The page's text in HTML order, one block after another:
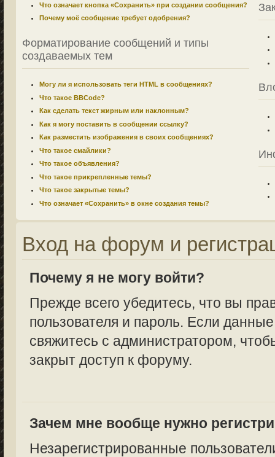
Что означает кнопка «Сохранить» при создании сообщения?
Почему моё сообщение требует одобрения?
Форматирование сообщений и типы
создаваемых тем
Могу ли я использовать теги HTML в сообщениях?
Что такое BBCode?
Как сделать текст жирным или наклонным?
Как я могу поставить в сообщении ссылку?
Как разместить изображения в своих сообщениях?
Что такое смайлики?
Что такое объявления?
Что такое прикрепленные темы?
Что такое закрытые темы?
Что означает «Сохранить» в окне создания темы?
Вход на форум и
Почему я не могу войти?
Прежде всего убедитесь, что вы
пользователя и пароль. Если
свяжитесь с администратором,
закрыт доступ к форуму.
Зачем мне вообще нужно
Незарегистрированные